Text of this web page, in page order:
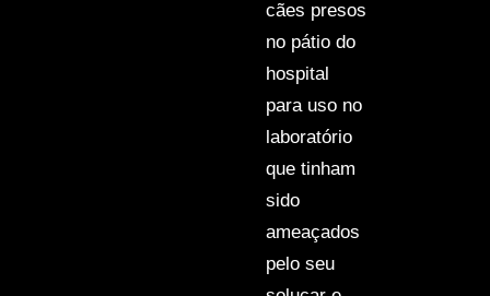
cães presos
no pátio do
hospital
para uso no
laboratório
que tinham
sido
ameaçados
pelo seu